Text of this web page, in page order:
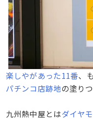
楽しやがあった11番、
パチンコ店跡地の塗り
九州熱中屋とはダイヤ